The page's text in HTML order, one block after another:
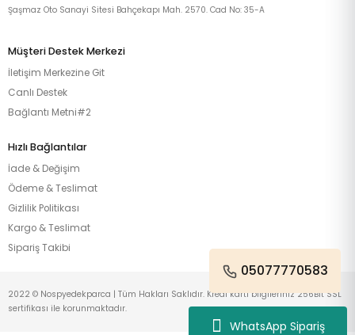
WhatsApp Sipariş
Şaşmaz Oto Sanayi Sitesi Bahçekapı Mah. 2570. Cad No: 35-A
Müşteri Destek Merkezi
İletişim Merkezine Git
Canlı Destek
Bağlantı Metni#2
Hızlı Bağlantılar
İade & Değişim
Ödeme & Teslimat
Gizlilik Politikası
Kargo & Teslimat
Sipariş Takibi
05077770583
2022 © Nospyedekparca | Tüm Hakları Saklıdır. Kredi kartı bilgileriniz 256Bit SSL
sertifikası ile korunmaktadır.